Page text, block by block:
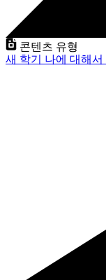
콘텐츠 유형
새 학기 나에 대해서